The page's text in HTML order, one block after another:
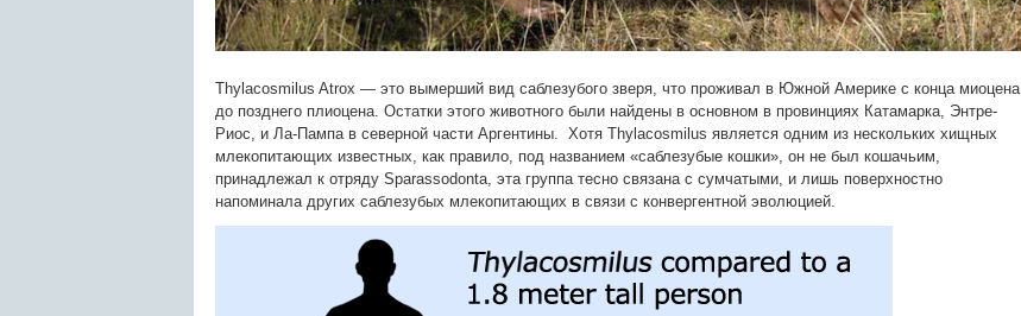
Thylacosmilus Atrox — это вымерший вид саблезубого зверя, что проживал в Южной Америке с конца миоцена
до позднего плиоцена. Остатки этого животного были найдены в основном в провинциях Катамарка, Энтре-
Риос, и Ла-Пампа в северной части Аргентины. Хотя Thylacosmilus является одним из нескольких хищных
млекопитающих известных, как правило, под названием «саблезубые кошки», он не был кошачьим,
принадлежал к отряду Sparassodonta, эта группа тесно связана с сумчатыми, и лишь поверхностно
напоминала других саблезубых млекопитающих в связи с конвергентной эволюцией.